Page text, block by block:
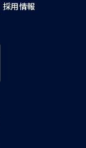
採用情報